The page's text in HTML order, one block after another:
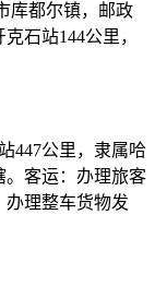
库都尔镇，邮政
石站144公里，
447公里，隶属哈
。客运：办理旅客
办理整车货物发